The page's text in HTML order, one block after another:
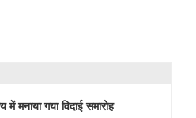
मनाया गया विदाई समारोह